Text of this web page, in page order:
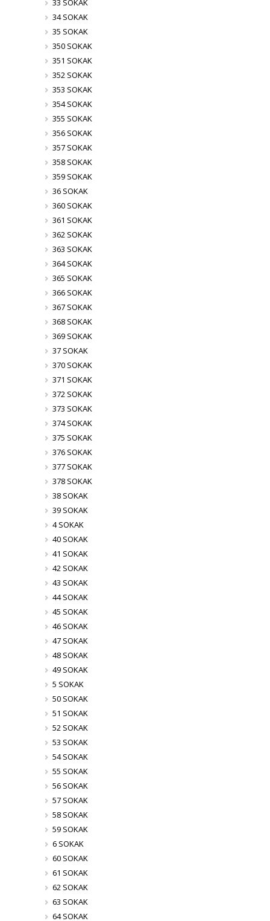
33 SOKAK
34 SOKAK
35 SOKAK
350 SOKAK
351 SOKAK
352 SOKAK
353 SOKAK
354 SOKAK
355 SOKAK
356 SOKAK
357 SOKAK
358 SOKAK
359 SOKAK
36 SOKAK
360 SOKAK
361 SOKAK
362 SOKAK
363 SOKAK
364 SOKAK
365 SOKAK
366 SOKAK
367 SOKAK
368 SOKAK
369 SOKAK
37 SOKAK
370 SOKAK
371 SOKAK
372 SOKAK
373 SOKAK
374 SOKAK
375 SOKAK
376 SOKAK
377 SOKAK
378 SOKAK
38 SOKAK
39 SOKAK
4 SOKAK
40 SOKAK
41 SOKAK
42 SOKAK
43 SOKAK
44 SOKAK
45 SOKAK
46 SOKAK
47 SOKAK
48 SOKAK
49 SOKAK
5 SOKAK
50 SOKAK
51 SOKAK
52 SOKAK
53 SOKAK
54 SOKAK
55 SOKAK
56 SOKAK
57 SOKAK
58 SOKAK
59 SOKAK
6 SOKAK
60 SOKAK
61 SOKAK
62 SOKAK
63 SOKAK
64 SOKAK